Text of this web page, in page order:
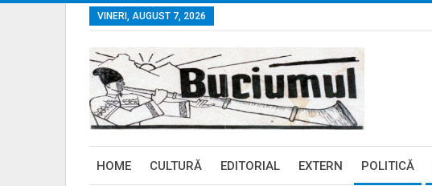
VINERI, AUGUST 7, 2026
HOME CULTURĂ EDITORIAL EXTERN POLITICĂ